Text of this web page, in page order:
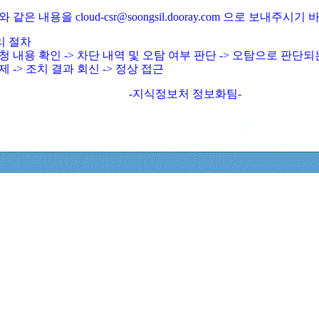
같은 내용을 cloud-csr@soongsil.dooray.com 으로 보내주시기
절차
내용 확인 -> 차단 내역 및 오탐 여부 판단 -> 오탐으로 판단되
-> 조치 결과 회신 -> 정상 접근
-지식정보처 정보화팀-